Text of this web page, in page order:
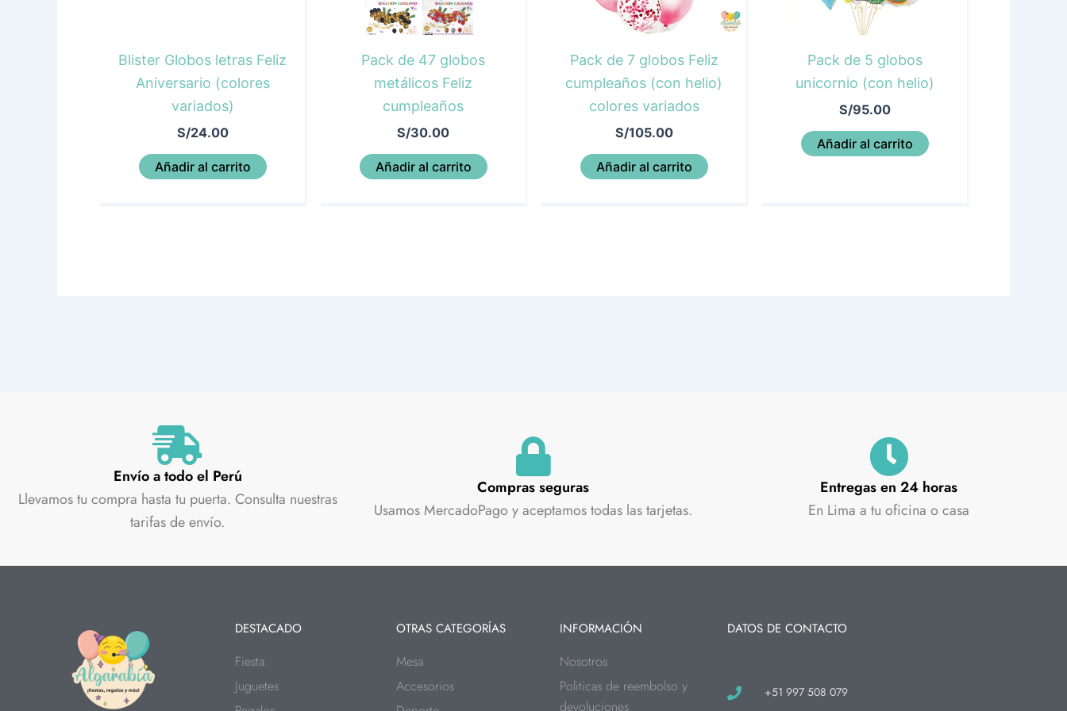
Blister Globos letras Feliz
Aniversario (colores
variados)
S/24.00
Añadir al carrito
Pack de 47 globos
metálicos Feliz
cumpleaños
S/30.00
Añadir al carrito
Pack de 7 globos Feliz
cumpleaños (con helio)
colores variados
S/105.00
Añadir al carrito
Pack de 5 globos
unicornio (con helio)
S/95.00
Añadir al carrito
Envío a todo el Perú
Llevamos tu compra hasta tu puerta. Consulta nuestras
tarifas de envío.
Compras seguras
Usamos MercadoPago y aceptamos todas las tarjetas.
Entregas en 24 horas
En Lima a tu oficina o casa
DESTACADO
Fiesta
Juguetes
OTRAS CATEGORÍAS
Mesa
Accesorios
INFORMACIÓN
Nosotros
Politicas de reembolso y
devoluciones
DATOS DE CONTACTO
+51 997 508 079